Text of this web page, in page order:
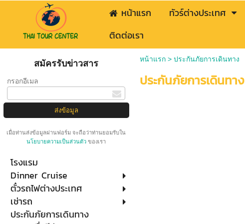
หน้าแรก ทัวร์ต่างประเทศ
ติดต่อเรา
สมัครรับข่าวสาร
กรอกอีเมล
เมื่อท่านส่งข้อมูลผ่านฟอร์ม จะถือว่าท่านยอมรับใน
นโยบายความเป็นส่วนตัวของเรา
โรงแรม
Dinner Cruise
ตั๋วรถไฟต่างประเทศ
เช่ารถ
ประกันภัยการเดินทาง
หน้าแรก> ประกันภัยการเดินทาง
ประกันภัยการเดินทาง